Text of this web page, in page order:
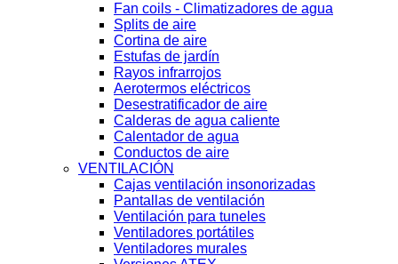
Fan coils - Climatizadores de agua
Splits de aire
Cortina de aire
Estufas de jardín
Rayos infrarrojos
Aerotermos eléctricos
Desestratificador de aire
Calderas de agua caliente
Calentador de agua
Conductos de aire
VENTILACIÓN
Cajas ventilación insonorizadas
Pantallas de ventilación
Ventilación para tuneles
Ventiladores portátiles
Ventiladores murales